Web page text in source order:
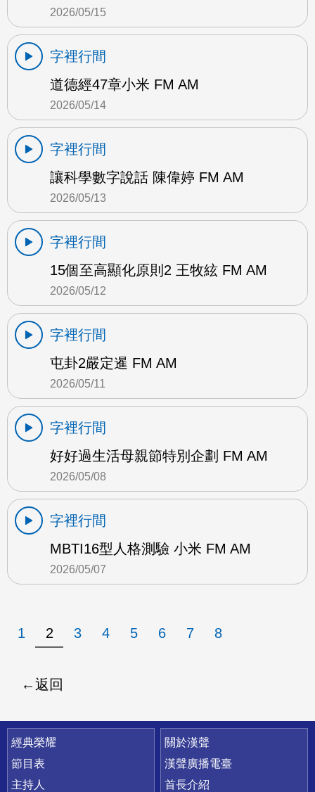
2026/05/15
字裡行間
道德經47章小米 FM AM
2026/05/14
字裡行間
讓科學數字說話 陳偉婷 FM AM
2026/05/13
字裡行間
15個至高顯化原則2 王牧絃 FM AM
2026/05/12
字裡行間
屯卦2嚴定暹 FM AM
2026/05/11
字裡行間
好好過生活母親節特別企劃 FM AM
2026/05/08
字裡行間
MBTI16型人格測驗 小米 FM AM
2026/05/07
1 2 3 4 5 6 7 8
返回
快速連結
經典榮耀
節目表
主持人
關於漢聲
漢聲廣播電臺
首長介紹